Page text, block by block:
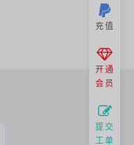
充值
开通
会员
提交
工单